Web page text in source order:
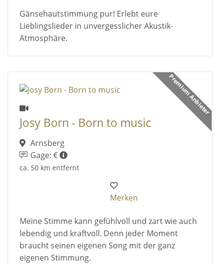
Gänsehautstimmung pur! Erlebt eure
Lieblingslieder in unvergesslicher Akustik-
Atmosphäre.
Premium Anbieter
Josy Born - Born to music
Arnsberg
Gage: €
ca. 50 km entfernt
Merken
Meine Stimme kann gefühlvoll und zart wie auch
lebendig und kraftvoll. Denn jeder Moment
braucht seinen eigenen Song mit der ganz
eigenen Stimmung.